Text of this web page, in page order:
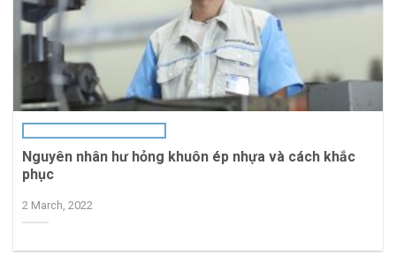
Nguyên nhân hư hỏng khuôn ép nhựa và cách khắc
phục
2 March, 2022